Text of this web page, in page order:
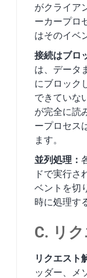
がクライア
ーカープロ
はそのイベ
接続はブロ
は、データ
にブロック
できていな
が完全に読
ープロセス
ます。
並列処理：
ドで実行さ
ベントを切
時に処理す
C. リ
リクエスト
ッダー、メ